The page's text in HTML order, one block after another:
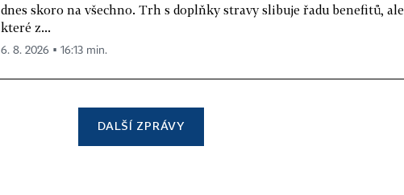
dnes skoro na všechno. Trh s doplňky stravy slibuje řadu benefitů, ale
které z...
6. 8. 2026 ▪ 16:13 min.
DALŠÍ ZPRÁVY